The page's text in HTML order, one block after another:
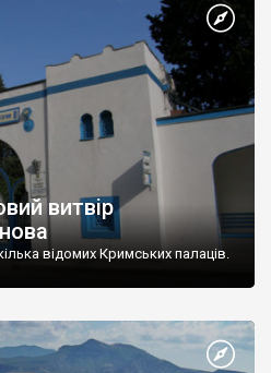
витвір
відомих Кримських палаців.